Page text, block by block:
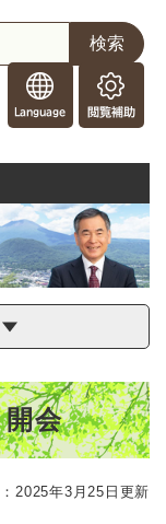
o
e
i
g
n
e
r
s
閲
覧
会
2025年3月25日更新